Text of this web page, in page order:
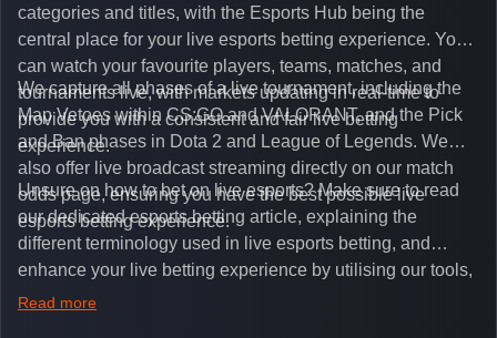
categories and titles, with the Esports Hub being the
central place for your live esports betting experience. You
can watch your favourite players, teams, matches, and
tournaments live, with markets updating in real-time to
provide you with a consistent and fair live betting
experience.
We capture all phases of a live tournament, including the
Map Vetoes within CS:GO and VALORANT, and the Pick
and Ban phases in Dota 2 and League of Legends. We
also offer live broadcast streaming directly on our match
odds page, ensuring you have the best possible live
esports betting experience.
Unsure on how to bet on live esports? Make sure to read
our dedicated esports betting article, explaining the
different terminology used in live esports betting, and
enhance your live betting experience by utilising our tools,
such as integrated live broadcasts, match and round
Read more